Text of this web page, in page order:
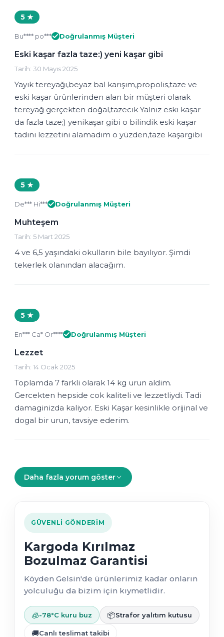
5 ★
Bu**** po*** Doğrulanmış Müşteri
Eski kaşar fazla taze:) yeni kaşar gibi
Tarih: 30 Mayıs 2025
Yayık tereyağı,beyaz bal karışım,propolis,taze ve
eski kaşar ürünlerinden alan bir müşteri olarak
tereyağ gerçekten doğal,tazecik Yalnız eski kaşar
da fazla taze;) yenikaşar gibi o bilindik eski kaşar
tadını lezzetini alamadım o yüzden,taze kaşargibi
5 ★
De*** Hi*** Doğrulanmış Müşteri
Muhteşem
Tarih: 5 Mart 2025
4 ve 6,5 yaşındaki okulların bile bayılıyor. Şimdi
tekerlek olanından alacağım.
5 ★
En*** Ca* Or**** Doğrulanmış Müşteri
Lezzet
Tarih: 14 Ocak 2025
Toplamda 7 farkli olarak 14 kg urun aldim.
Gercekten hepside cok kaliteli ve lezzetliydi. Tadi
damaginizda kaliyor. Eski Kaşar kesinlikle orijinal ve
dogal bir urun, tavsiye ederim.
Daha fazla yorum göster
GÜVENLI GÖNDERIM
Kargoda Kırılmaz
Bozulmaz Garantisi
Köyden Gelsin'de ürünlerimiz kadar onların
yolculuğu da bizim için kıymetlidir.
🧊-78°C kuru buz 📦Strafor yalıtım kutusu
🚚Canlı teslimat takibi